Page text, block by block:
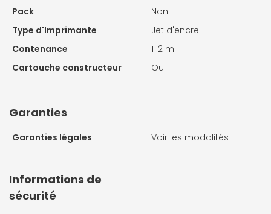
Pack
Non
Type d'Imprimante
Jet d'encre
Contenance
11.2 ml
Cartouche constructeur
Oui
Garanties
Garanties légales Voir les modalités
Informations de
sécurité